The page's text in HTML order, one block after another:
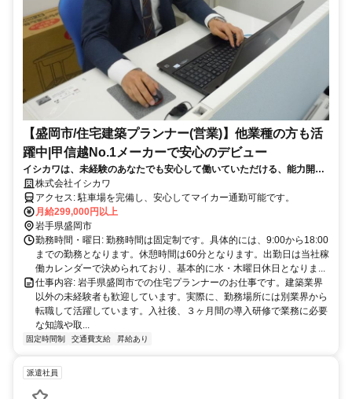
【盛岡市/住宅建築プランナー(営業)】他業種の方も活
躍中|甲信越No.1メーカーで安心のデビュー
イシカワは、未経験のあなたでも安心して働いていただける、能力開発
企業です！
株式会社イシカワ
アクセス: 駐車場を完備し、安心してマイカー通勤可能です。
月給299,000円以上
岩手県盛岡市
勤務時間・曜日: 勤務時間は固定制です。具体的には、9:00から18:00
までの勤務となります。休憩時間は60分となります。出勤日は当社稼
働カレンダーで決められており、基本的に水・木曜日休日となりま...
仕事内容: 岩手県盛岡市での住宅プランナーのお仕事です。建築業界
以外の未経験者も歓迎しています。実際に、勤務場所には別業界から
転職して活躍しています。入社後、３ヶ月間の導入研修で業務に必要
な知識や取...
固定時間制 交通費支給 昇給あり
派遣社員